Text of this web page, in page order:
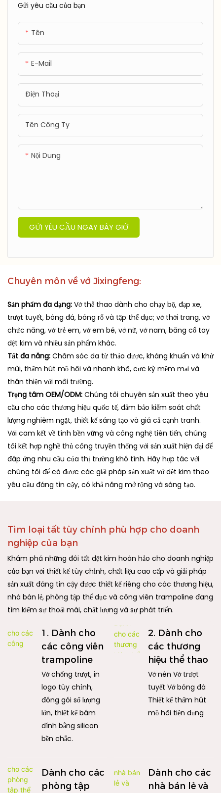
Gửi yêu cầu của bạn
Tên
E-Mail
Điện Thoại
Tên Công Ty
Nội Dung
GỬI YÊU CẦU NGAY BÂY GIỜ
với thiết kế đa dạng và công
nghệ sáng tạo của nó
Chuyên môn về vớ Jixingfeng:
Sản phẩm đa dạng: Vớ thể thao dành cho chạy bộ, đạp xe,
trượt tuyết, bóng đá, bóng rổ và tập thể dục; vớ thời trang, vớ
chức năng, vớ trẻ em, vớ em bé, vớ nữ, vớ nam, băng cổ tay
dệt kim và nhiều sản phẩm khác.
Tất đa năng: Chăm sóc da từ thảo dược, kháng khuẩn và khử
mùi, thấm hút mồ hôi và nhanh khô, cực kỳ mềm mại và
thân thiện với môi trường.
Trọng tâm OEM/ODM: Chúng tôi chuyên sản xuất theo yêu
cầu cho các thương hiệu quốc tế, đảm bảo kiểm soát chất
lượng nghiêm ngặt, thiết kế sáng tạo và giá cả cạnh tranh.
Với cam kết về tính bền vững và công nghệ tiên tiến, chúng
tôi kết hợp nghề thủ công truyền thống với sản xuất hiện đại để
đáp ứng nhu cầu của thị trường khó tính. Hãy hợp tác với
chúng tôi để có được các giải pháp sản xuất vớ dệt kim theo
yêu cầu đáng tin cậy, có khả năng mở rộng và sáng tạo.
Tìm loại tất tùy chỉnh phù hợp cho doanh
nghiệp của bạn
Khám phá những đôi tất dệt kim hoàn hảo cho doanh nghiệp
của bạn với thiết kế tùy chỉnh, chất liệu cao cấp và giải pháp
sản xuất đáng tin cậy được thiết kế riêng cho các thương hiệu,
nhà bán lẻ, phòng tập thể dục và công viên trampoline đang
tìm kiếm sự thoải mái, chất lượng và sự phát triển.
1. Dành cho
các công viên
trampoline
Vớ chống trượt, in
logo tùy chỉnh,
đóng gói số lượng
lớn, thiết kế bám
dính bằng silicon
bền chắc.
2. Dành cho
các thương
hiệu thể thao
Vớ nén Vớ trượt
tuyết Vớ bóng đá
Thiết kế thấm hút
mồ hôi tiện dụng
Dành cho các
phòng tập
Dành cho các
nhà bán lẻ và